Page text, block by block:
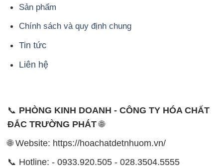
Sản phẩm
Chính sách và quy định chung
Tin tức
Liên hệ
📞 PHÒNG KINH DOANH - CÔNG TY HÓA CHẤT
ĐẮC TRƯỜNG PHÁT🌐
🌐 Website: https://hoachatdetnhuom.vn/
📞 Hotline: - 0933.920.505 - 028.3504.5555